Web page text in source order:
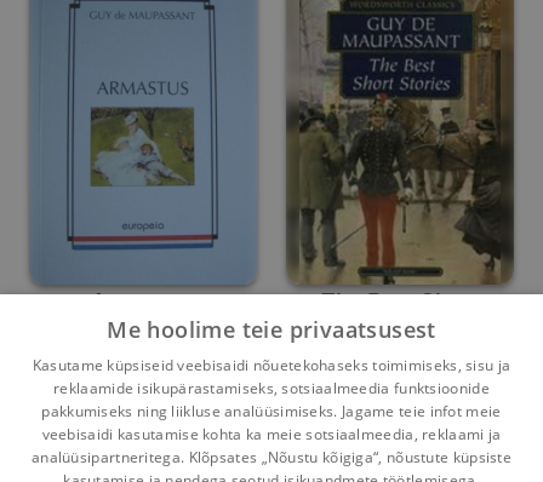
Armastus
Guy de Maupassant
Umbes 4 aastattagasi
The Best Short
Stories
Guy de Maupassant
Umbes 8 aastattagasi
Me hoolime teie privaatsusest
Kasutame küpsiseid veebisaidi nõuetekohaseks toimimiseks, sisu ja
reklaamide isikupärastamiseks, sotsiaalmeedia funktsioonide
pakkumiseks ning liikluse analüüsimiseks. Jagame teie infot meie
veebisaidi kasutamise kohta ka meie sotsiaalmeedia, reklaami ja
analüüsipartneritega. Klõpsates „Nõustu kõigiga“, nõustute küpsiste